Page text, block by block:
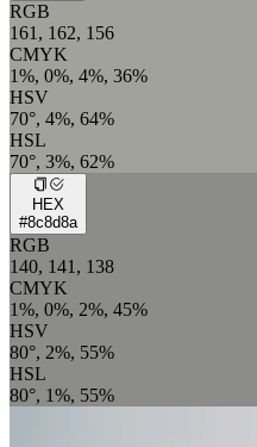
RGB
161, 162, 156
CMYK
1%, 0%, 4%, 36%
HSV
70°, 4%, 64%
HSL
70°, 3%, 62%
HEX
#8c8d8a
RGB
140, 141, 138
CMYK
1%, 0%, 2%, 45%
HSV
80°, 2%, 55%
HSL
80°, 1%, 55%